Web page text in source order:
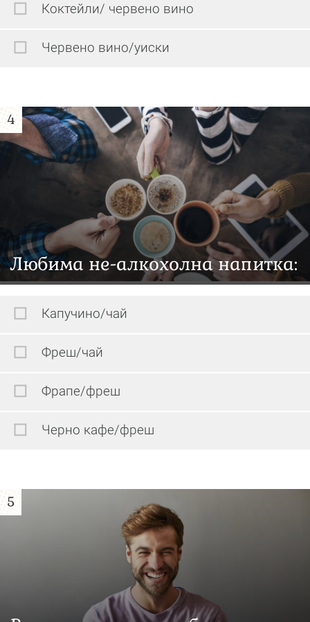
Коктейли/ червено вино
Червено вино/уиски
4
Любима не-алкохолна напитка:
Капучино/чай
Фреш/чай
Фрапе/фреш
Черно кафе/фреш
5